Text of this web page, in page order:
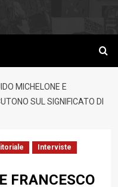
MICHELONE E
SUL SIGNIFICATO DI
Interviste
FRANCESCO